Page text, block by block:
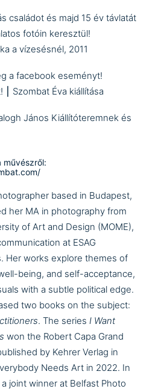
családot és majd 15 év távlatát
fotóin keresztül!
a vízesésnél, 2011
a facebook eseményt!
⎮ Szombat Éva kiállítása
János Kiállítóteremnek és
művészről:
based in Budapest,
her MA in photography from
of Art and Design (MOME),
at ESAG
Her works explore themes of
being, and self-acceptance,
with a subtle political edge.
two books on the subject:
. The series I Want
won the Robert Capa Grand
by Kehrer Verlag in
Needs Art in 2022. In
joint winner at Belfast Photo